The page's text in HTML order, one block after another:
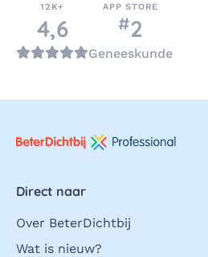
12K+
4,6
APP STORE
#nummer
2
in de categorie
Geneeskunde
Direct naar
Over BeterDichtbij
Wat is nieuw?